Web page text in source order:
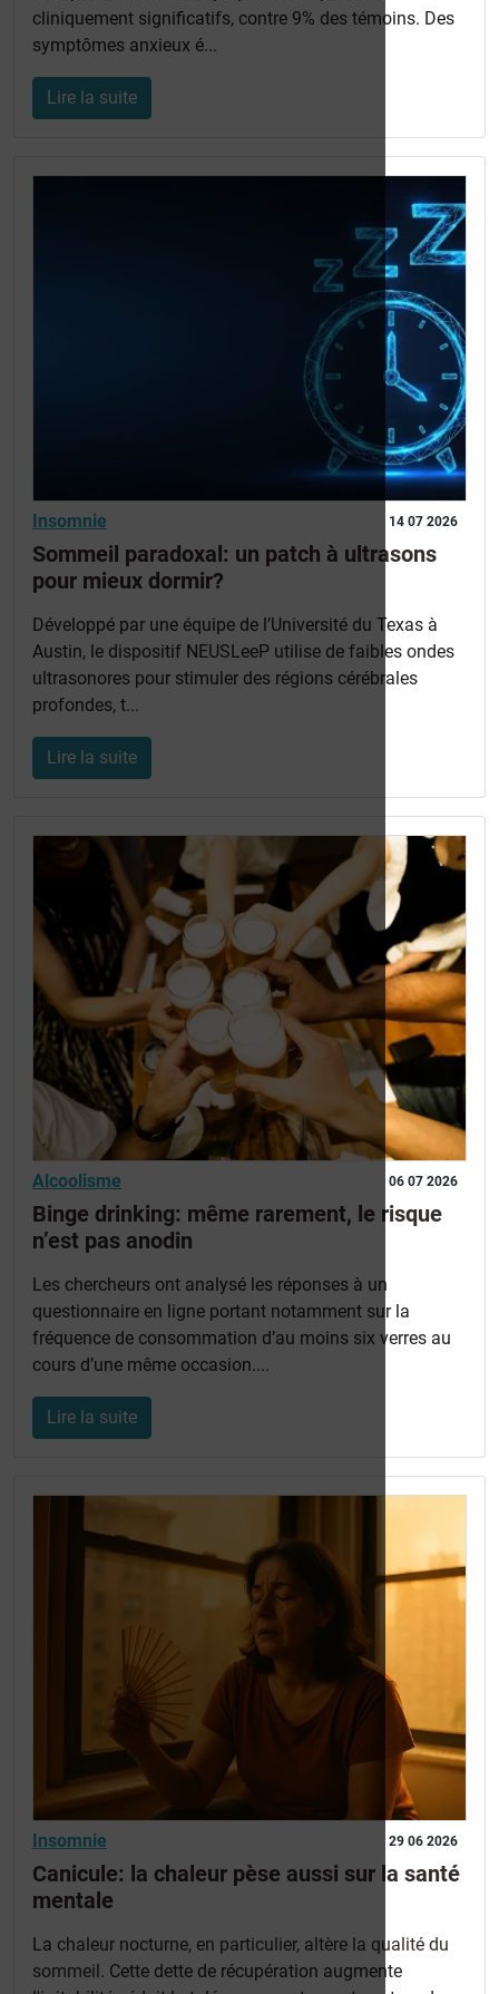
cliniquement significatifs, contre 9% des témoins. Des
symptômes anxieux é...
Lire la suite
14 07 2026
Insomnie
Sommeil paradoxal: un patch à ultrasons
pour mieux dormir?
Développé par une équipe de l’Université du Texas à
Austin, le dispositif NEUSLeeP utilise de faibles ondes
ultrasonores pour stimuler des régions cérébrales
profondes, t...
Lire la suite
06 07 2026
Alcoolisme
Binge drinking: même rarement, le risque
n’est pas anodin
Les chercheurs ont analysé les réponses à un
questionnaire en ligne portant notamment sur la
fréquence de consommation d’au moins six verres au
cours d’une même occasion....
Lire la suite
29 06 2026
Insomnie
Canicule: la chaleur pèse aussi sur la santé
mentale
La chaleur nocturne, en particulier, altère la qualité du
sommeil. Cette dette de récupération augmente